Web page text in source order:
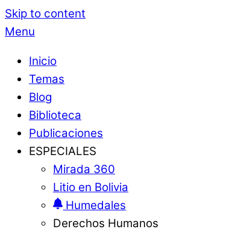
Skip to content
Menu
Inicio
Temas
Blog
Biblioteca
Publicaciones
ESPECIALES
Mirada 360
Litio en Bolivia
Humedales
Derechos Humanos